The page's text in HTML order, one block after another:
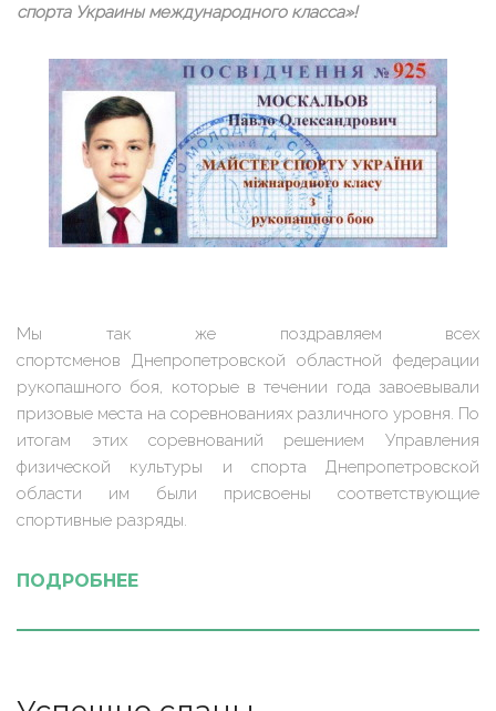
спорта Украины международного класса»!
Мы так же поздравляем всех
спортсменов Днепропетровской областной федерации
рукопашного боя, которые в течении года завоевывали
призовые места на соревнованиях различного уровня. По
итогам этих соревнований решением Управления
физической культуры и спорта Днепропетровской
области им были присвоены соответствующие
спортивные разряды.
ПОДРОБНЕЕ